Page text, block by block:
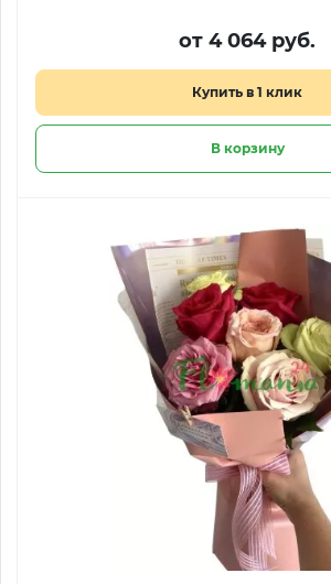
от 4 064 руб.
Купить в 1 клик
В корзину